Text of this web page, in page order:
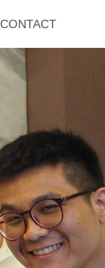
CONTACT